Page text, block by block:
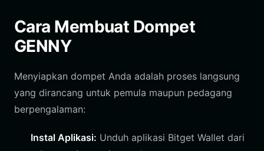
Cara Membuat Dompet
GENNY
Menyiapkan dompet Anda adalah proses langsung
yang dirancang untuk pemula maupun pedagang
berpengalaman:
Instal Aplikasi: Unduh aplikasi Bitget Wallet dari